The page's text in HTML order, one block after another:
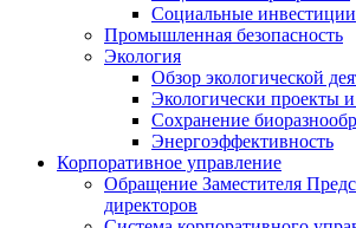
Социальные инвестиции
Промышленная безопасность
Экология
Обзор экологической
Экологически проекты и
Сохранение
Энергоэффективность
Корпоративное управление
Обращение Заместителя
директоров